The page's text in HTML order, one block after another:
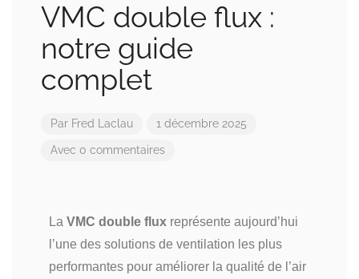
VMC double flux :
notre guide
complet
Par Fred Laclau 1 décembre 2025
Avec 0 commentaires
La VMC double flux représente aujourd’hui
l’une des solutions de ventilation les plus
performantes pour améliorer la qualité de l’air